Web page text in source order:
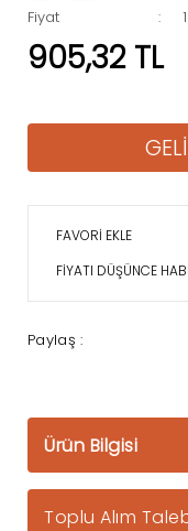
Fiyat
905,32 TL
FİYATI DÜŞÜNCE
Paylaş :
Ürün Bilgisi
Toplu Alım